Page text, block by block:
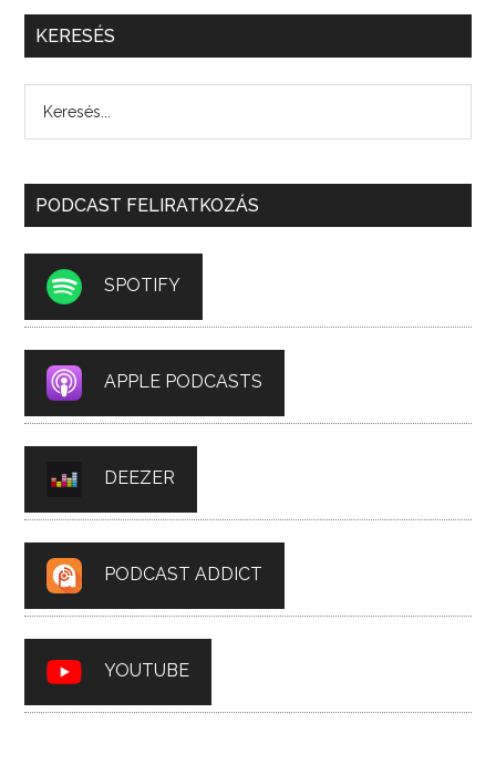
KERESÉS
PODCAST FELIRATKOZÁS
SPOTIFY
APPLE PODCASTS
DEEZER
PODCAST ADDICT
YOUTUBE